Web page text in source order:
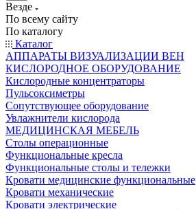
Везде
По всему сайту
По каталогу
Каталог
АППАРАТЫ ВИЗУАЛИЗАЦИИ ВЕН
КИСЛОРОДНОЕ ОБОРУДОВАНИЕ
Кислородные концентраторы
Пульсоксиметры
Сопутствующее оборудование
Увлажнители кислорода
МЕДИЦИНСКАЯ МЕБЕЛЬ
Столы операционные
Функциональные кресла
Функциональные столы и тележки
Кровати медицинские функциональные
Кровати механические
Кровати электрические